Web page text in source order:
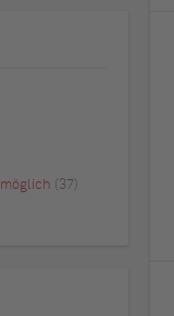
(37)